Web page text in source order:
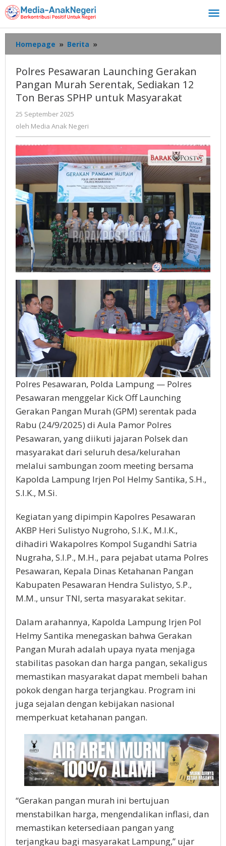
Lewati
ke
konten
Homepage » Berita »
Pesawaran
Gerakan
Pangan
Murah
Ton
SPHP
untuk
Masyarakat
Polres Pesawaran Launching Gerakan
Pangan Murah Serentak, Sediakan 12
Ton Beras SPHP untuk Masyarakat
25 September 2025
Media
Anak
oleh Media Anak Negeri
Polres Pesawaran, Polda Lampung — Polres
Pesawaran menggelar Kick Off Launching
Gerakan Pangan Murah (GPM) serentak pada
Rabu (24/9/2025) di Aula Pamor Polres
Pesawaran, yang diikuti jajaran Polsek dan
masyarakat dari seluruh desa/kelurahan
melalui sambungan zoom meeting bersama
Kapolda Lampung Irjen Pol Helmy Santika, S.H.,
S.I.K., M.Si.
Kegiatan yang dipimpin Kapolres Pesawaran
AKBP Heri Sulistyo Nugroho, S.I.K., M.I.K.,
dihadiri Wakapolres Kompol Sugandhi Satria
Nugraha, S.I.P., M.H., para pejabat utama Polres
Pesawaran, Kepala Dinas Ketahanan Pangan
Kabupaten Pesawaran Hendra Sulistyo, S.P.,
M.M., unsur TNI, serta masyarakat sekitar.
Dalam arahannya, Kapolda Lampung Irjen Pol
Helmy Santika menegaskan bahwa Gerakan
Pangan Murah adalah upaya nyata menjaga
stabilitas pasokan dan harga pangan, sekaligus
memastikan masyarakat dapat membeli bahan
pokok dengan harga terjangkau. Program ini
juga sejalan dengan kebijakan nasional
memperkuat ketahanan pangan.
“Gerakan pangan murah ini bertujuan
menstabilkan harga, mengendalikan inflasi, dan
memastikan ketersediaan pangan yang
terjangkau bagi masyarakat Lampung,” ujar